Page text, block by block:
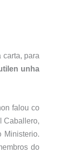
para
unha
falou co
Caballero,
Ministerio.
do